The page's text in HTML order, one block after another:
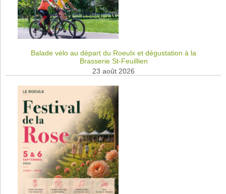
Balade vélo au départ du Roeulx et dégustation à la
Brasserie St-Feuillien
23 août 2026